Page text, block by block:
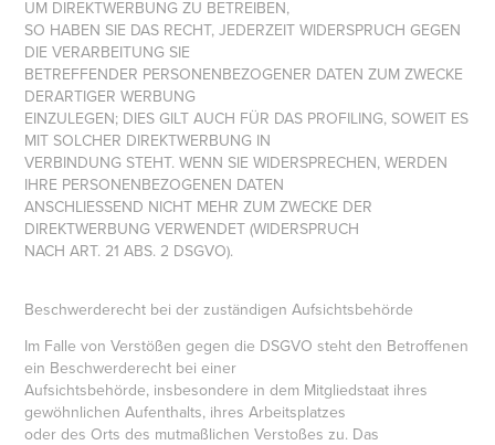
UM DIREKTWERBUNG ZU BETREIBEN,
SO HABEN SIE DAS RECHT, JEDERZEIT WIDERSPRUCH GEGEN
DIE VERARBEITUNG SIE
BETREFFENDER PERSONENBEZOGENER DATEN ZUM ZWECKE
DERARTIGER WERBUNG
EINZULEGEN; DIES GILT AUCH FÜR DAS PROFILING, SOWEIT ES
MIT SOLCHER DIREKTWERBUNG IN
VERBINDUNG STEHT. WENN SIE WIDERSPRECHEN, WERDEN
IHRE PERSONENBEZOGENEN DATEN
ANSCHLIESSEND NICHT MEHR ZUM ZWECKE DER
DIREKTWERBUNG VERWENDET (WIDERSPRUCH
NACH ART. 21 ABS. 2 DSGVO).
Beschwerderecht bei der zuständigen Aufsichtsbehörde
Im Falle von Verstößen gegen die DSGVO steht den Betroffenen
ein Beschwerderecht bei einer
Aufsichtsbehörde, insbesondere in dem Mitgliedstaat ihres
gewöhnlichen Aufenthalts, ihres Arbeitsplatzes
oder des Orts des mutmaßlichen Verstoßes zu. Das